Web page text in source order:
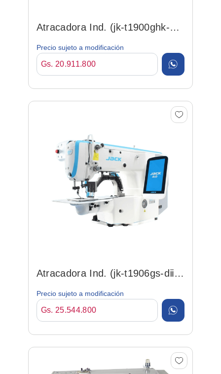
Atracadora Ind. (jk-t1900ghk-dii)
Pes. Elect. Mult...
Precio sujeto a modificación
Gs. 20.911.800
Atracadora Ind. (jk-t1906gs-dⅱ)
Precio sujeto a modificación
Gs. 25.544.800